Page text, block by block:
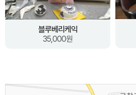
블루베리케익
35,000원